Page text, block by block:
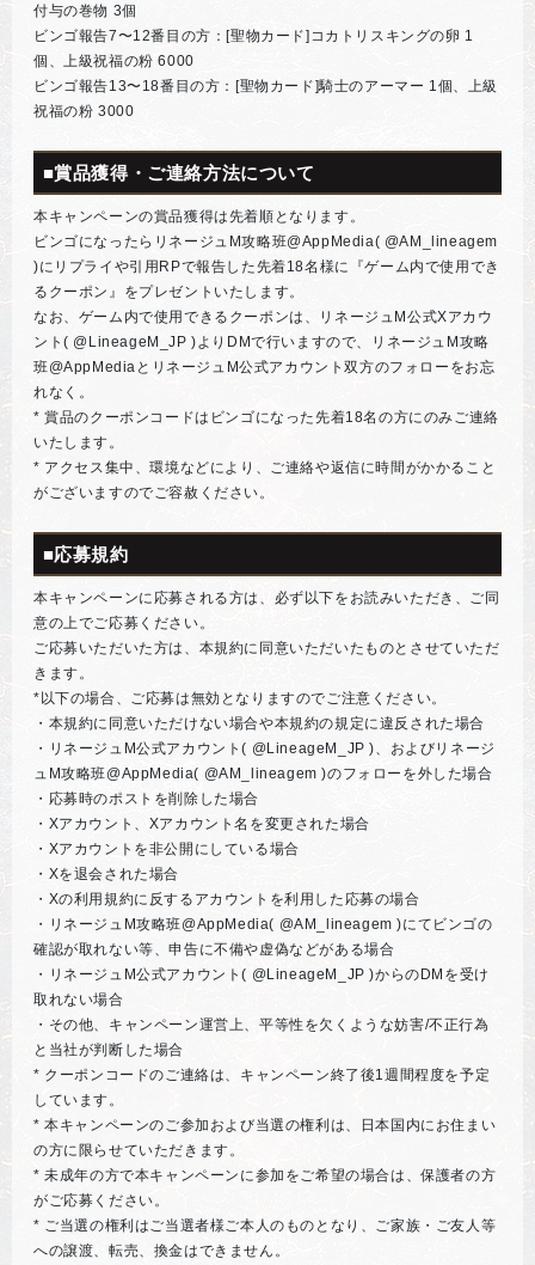
付与の巻物 3個
ビンゴ報告7〜12番目の方：[聖物カード]コカトリスキングの卵 1
個、上級祝福の粉 6000
ビンゴ報告13〜18番目の方：[聖物カード]騎士のアーマー 1個、上級
祝福の粉 3000
■賞品獲得・ご連絡方法について
本キャンペーンの賞品獲得は先着順となります。
ビンゴになったらリネージュM攻略班@AppMedia( @AM_lineagem
)にリプライや引用RPで報告した先着18名様に『ゲーム内で使用でき
るクーポン』をプレゼントいたします。
なお、ゲーム内で使用できるクーポンは、リネージュM公式Xアカウ
ント( @LineageM_JP )よりDMで行いますので、リネージュM攻略
班@AppMediaとリネージュM公式アカウント双方のフォローをお忘
れなく。
* 賞品のクーポンコードはビンゴになった先着18名の方にのみご連絡
いたします。
* アクセス集中、環境などにより、ご連絡や返信に時間がかかること
がございますのでご容赦ください。
■応募規約
本キャンペーンに応募される方は、必ず以下をお読みいただき、ご同
意の上でご応募ください。
ご応募いただいた方は、本規約に同意いただいたものとさせていただ
きます。
*以下の場合、ご応募は無効となりますのでご注意ください。
・本規約に同意いただけない場合や本規約の規定に違反された場合
・リネージュM公式アカウント( @LineageM_JP )、およびリネージ
ュM攻略班@AppMedia( @AM_lineagem )のフォローを外した場合
・応募時のポストを削除した場合
・Xアカウント、Xアカウント名を変更された場合
・Xアカウントを非公開にしている場合
・Xを退会された場合
・Xの利用規約に反するアカウントを利用した応募の場合
・リネージュM攻略班@AppMedia( @AM_lineagem )にてビンゴの
確認が取れない等、申告に不備や虚偽などがある場合
・リネージュM公式アカウント( @LineageM_JP )からのDMを受け
取れない場合
・その他、キャンペーン運営上、平等性を欠くような妨害/不正行為
と当社が判断した場合
* クーポンコードのご連絡は、キャンペーン終了後1週間程度を予定
しています。
* 本キャンペーンのご参加および当選の権利は、日本国内にお住まい
の方に限らせていただきます。
* 未成年の方で本キャンペーンに参加をご希望の場合は、保護者の方
がご応募ください。
* ご当選の権利はご当選者様ご本人のものとなり、ご家族・ご友人等
への譲渡、転売、換金はできません。